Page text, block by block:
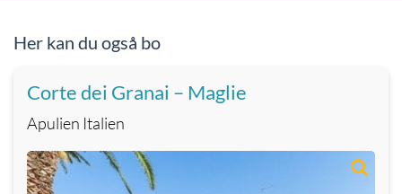
Her kan du også bo
Corte dei Granai – Maglie
Apulien Italien